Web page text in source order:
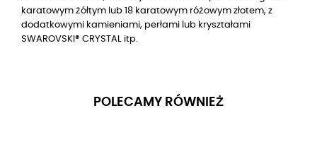
karatowym żółtym lub 18 karatowym różowym złotem, z
dodatkowymi kamieniami, perłami lub kryształami
SWAROVSKI® CRYSTAL itp.
POLECAMY RÓWNIEŻ